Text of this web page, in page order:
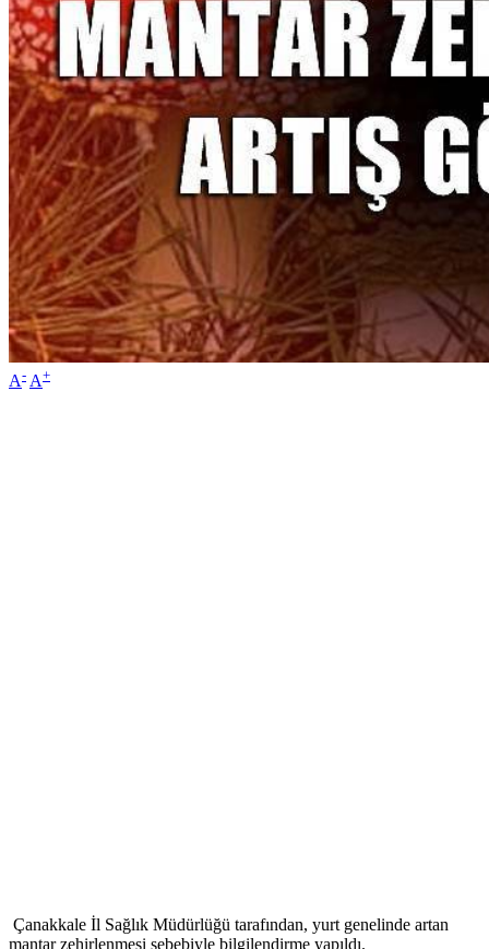
A- A+
Çanakkale İl Sağlık Müdürlüğü tarafından, yurt genelinde artan
mantar zehirlenmesi sebebiyle bilgilendirme yapıldı.